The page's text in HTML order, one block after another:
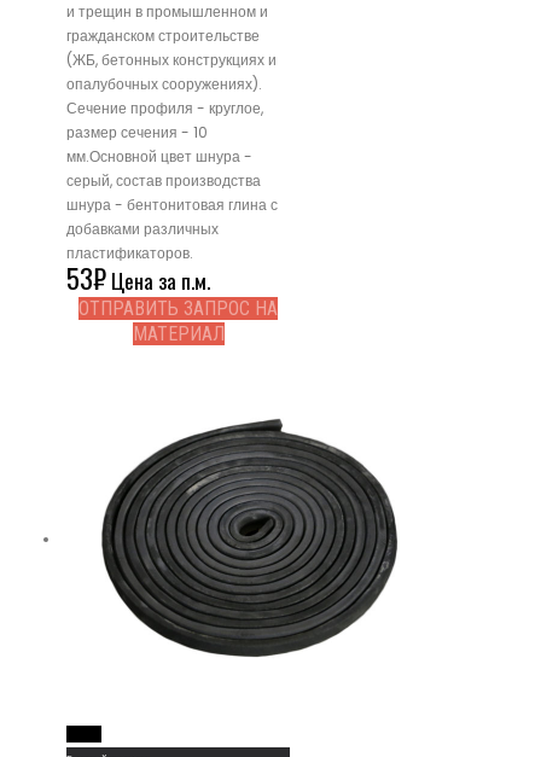
и трещин в промышленном и
гражданском строительстве
(ЖБ, бетонных конструкциях и
опалубочных сооружениях).
Сечение профиля - круглое,
размер сечения - 10
мм.Основной цвет шнура -
серый, состав производства
шнура - бентонитовая глина с
добавками различных
пластификаторов.
53₽Цена за п.м.
ОТПРАВИТЬ ЗАПРОС НА
МАТЕРИАЛ